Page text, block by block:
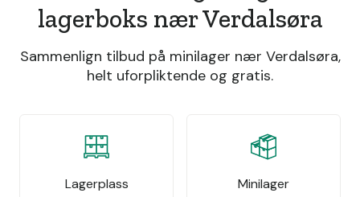
lagerboks nær Verdalsøra
Sammenlign tilbud på minilager nær Verdalsøra,
helt uforpliktende og gratis.
Lagerplass Minilager